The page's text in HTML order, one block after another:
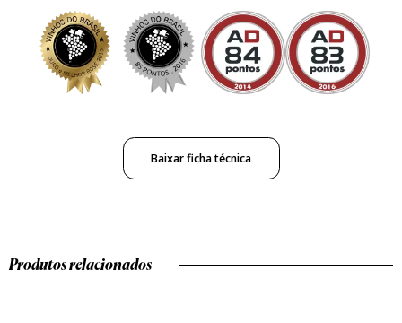
Baixar ficha técnica
Produtos relacionados